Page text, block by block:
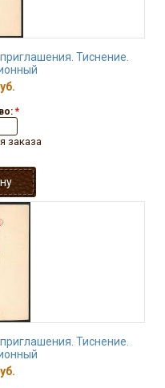
Тиснение.
*
заказа
Тиснение.